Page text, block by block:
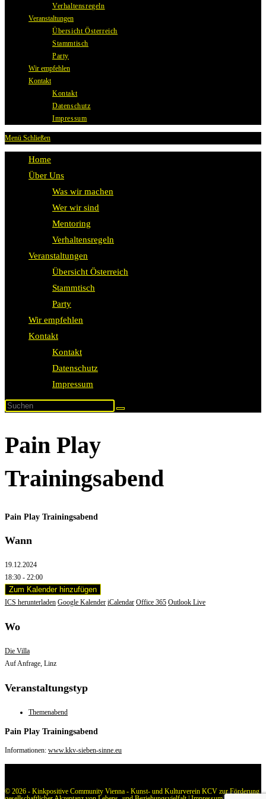
Verhaltensregeln
Veranstaltungen
Übersicht Österreich
Stammtisch
Party
Wir empfehlen
Kontakt
Kontakt
Datenschutz
Impressum
Menü Schließen
Home
Über Uns
Was wir machen
Wer wir sind
Mentoring
Verhaltensregeln
Veranstaltungen
Übersicht Österreich
Stammtisch
Party
Wir empfehlen
Kontakt
Kontakt
Datenschutz
Impressum
Pain Play
Trainingsabend
Pain Play Trainingsabend
Wann
19.12.2024
18:30 - 22:00
Zum Kalender hinzufügen
ICS herunterladen Google Kalender iCalendar Office 365 Outlook Live
Wo
Die Villa
Auf Anfrage, Linz
Veranstaltungstyp
Themenabend
Pain Play Trainingsabend
Informationen: www.kkv-sieben-sinne.eu
© 2026 - Kinkpositive Community Vienna - Kunst- und Kulturverein KCV zur Förderung